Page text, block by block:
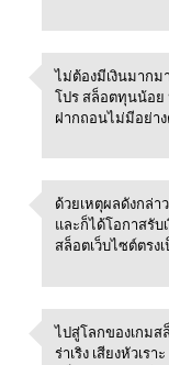
ไม่ต้องมีเงิ
ไม่ต้องมีเงินมาก
โปร สล็อตทุนน้อย
ฝากถอนไม่มีอย่า
ด้วยเหตุผล
ด้วยเหตุผลดังกล่
และก็ได้โอกาสรับ
สล็อตเว็บไซต์ตร
ไปสู่โลกขอ
ไปสู่โลกของเกม
ร่าเริง เสียงหัวเ